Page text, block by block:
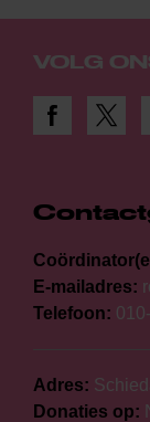
VOLG
E-mailadres:
Telefoon:
Adres:
Donaties op: